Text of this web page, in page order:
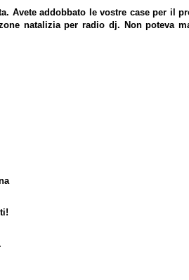
Avete addobbato le vostre case per il
natalizia per radio dj. Non poteva